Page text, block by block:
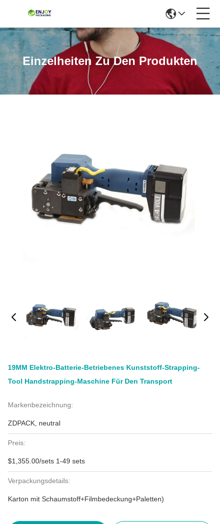
Einzelheiten Zu Den Produkten
19MM Elektro-Batterie-Betriebenes Kunststoff-Strapping-
Tool Handstrapping-Maschine Für Den Transport
Markenbezeichnung:
ZDPACK, neutral
Preis:
$1,355.00/sets 1-49 sets
Verpackungsdetails:
Karton mit Schaumstoff+Filmbedeckung+Paletten)